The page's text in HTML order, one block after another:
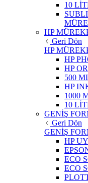
10
HP
Geri Dön
HP
HP
HP
500
HP
1000
10
GENİŞ
Geri Dön
GENİŞ
HP
ECO
ECO